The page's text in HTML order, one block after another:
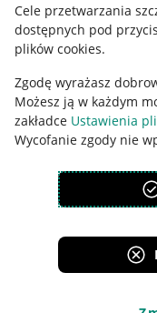
Cele przetwarzania
dostępnych pod
plików cookies.
Zgodę wyrażasz
Możesz ją w każdym
zakładce Ustawienia
Wycofanie zgody nie
polityka plików cookies
Pobierz aplikację
Korzystanie z serwisu